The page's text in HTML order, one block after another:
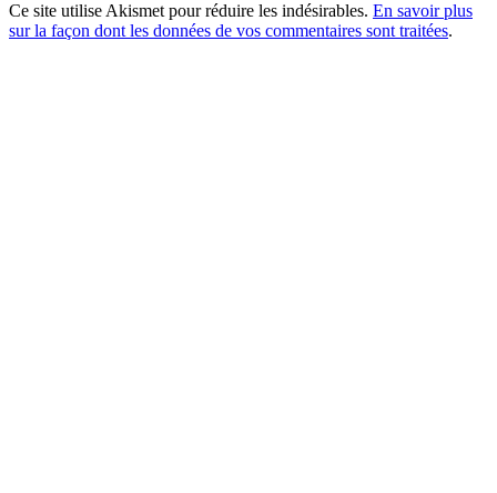
Ce site utilise Akismet pour réduire les indésirables. En savoir plus
sur la façon dont les données de vos commentaires sont traitées.